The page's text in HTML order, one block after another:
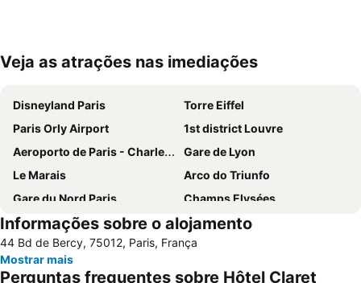
Ampliar mapa
Veja as atrações nas imediações
Disneyland Paris
Torre Eiffel
Paris Orly Airport
1st district Louvre
Aeroporto de Paris - Charles de Gaulle
Gare de Lyon
Le Marais
Arco do Triunfo
Gare du Nord Paris
Champs Elysées
58 tour eiffel
Quartier Latin
8th district Élysée
9th district Opéra
Museu do Louvre
6th district Luxembourg
Informações sobre o alojamento
44 Bd de Bercy, 75012, Paris, França
Mostrar mais
Perguntas frequentes sobre Hôtel Claret